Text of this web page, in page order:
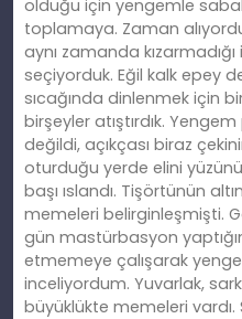
olduğu için yengemle
toplamaya. Zaman
aynı zamanda
seçiyorduk. Eğil kalk epey
sıcağında dinlenmek için
birşeyler atıştırdık.
değildi, açıkçası biraz
oturduğu yerde elini yüzünü
başı ıslandı. Tişörtünün
memeleri belirginleşmişti.
gün mastürbasyon
etmemeye çalışarak
inceliyordum. Yuvarlak,
büyüklükte memeleri vardı.